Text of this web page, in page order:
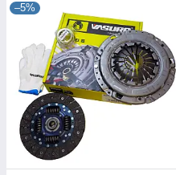
–5%